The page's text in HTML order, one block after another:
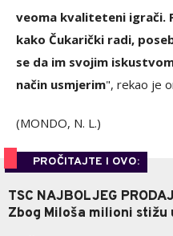
veoma kvaliteteni igrači.
kako Čukarički radi,
se da im svojim
način usmjerim", rekao je
(MONDO, N. L.)
PROČITAJTE I OVO:
TSC NAJBOLJEG
Zbog Miloša milioni stižu